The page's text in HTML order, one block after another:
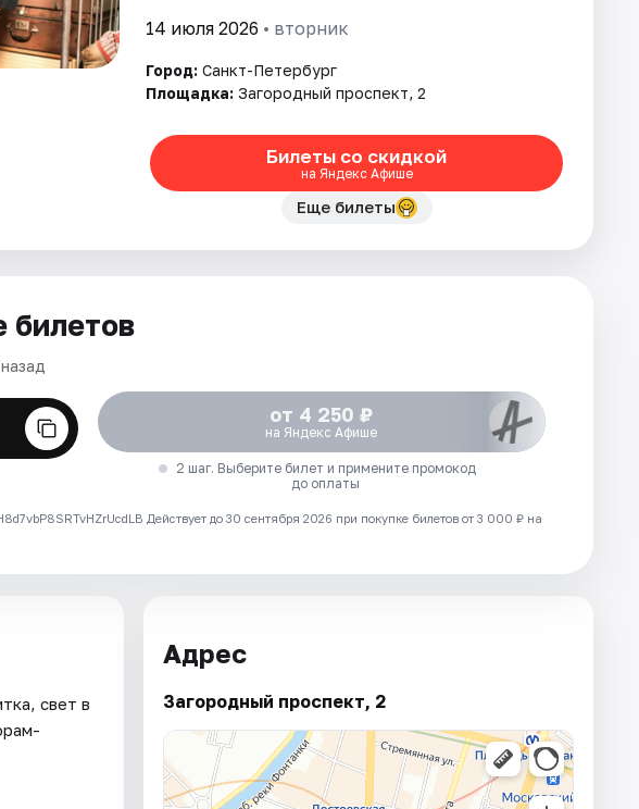
14 июля 2026 • вторник
Город: Санкт-Петербург
Площадка: Загородный проспект, 2
Билеты со скидкой
на Яндекс Афише
Еще билеты
билетов
от 4 250 ₽
на Яндекс Афише
2 шаг. Выберите билет и примените промокод
до оплаты
Действует до 30 сентября 2026 при покупке билетов от 3 000 ₽ на
свет в
Адрес
Загородный проспект, 2